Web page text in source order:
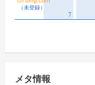
メタ情報